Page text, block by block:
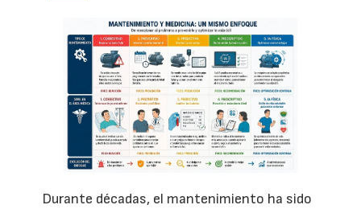
Durante décadas, el mantenimiento ha sido